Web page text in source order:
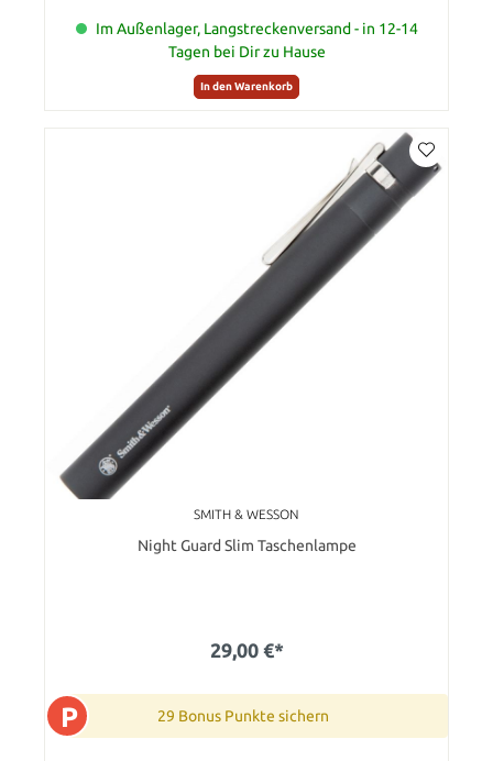
Im Außenlager, Langstreckenversand - in 12-14
Tagen bei Dir zu Hause
In den Warenkorb
SMITH & WESSON
Night Guard Slim Taschenlampe
29,00 €*
P 29 Bonus Punkte sichern